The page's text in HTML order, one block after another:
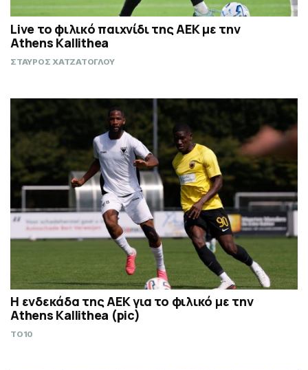
Live το φιλικό παιχνίδι της ΑΕΚ με την
Athens Kallithea
ΣΤΑΥΡΟΣ ΧΑΤΖΑΤΟΓΛΟΥ
Η ενδεκάδα της ΑΕΚ για το φιλικό με την
Athens Kallithea (pic)
TO10